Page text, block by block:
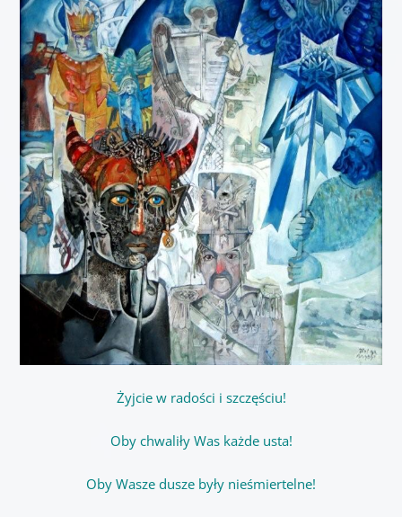
Żyjcie w radości i szczęściu!
Oby chwaliły Was każde usta!
Oby Wasze dusze były nieśmiertelne!